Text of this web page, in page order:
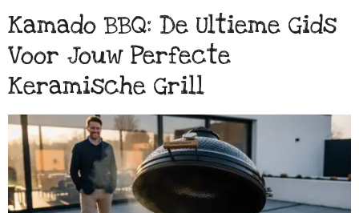
Kamado BBQ: De Ultieme Gids
Voor Jouw Perfecte
Keramische Grill